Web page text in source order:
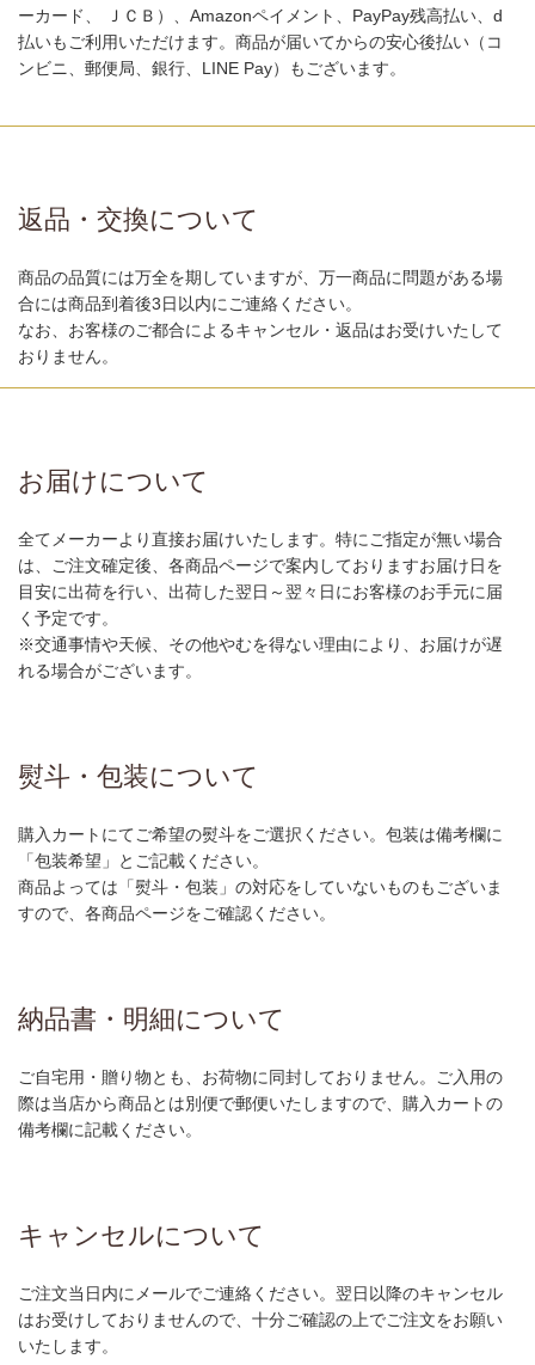
ーカード、 ＪＣＢ）、Amazonペイメント、PayPay残高払い、d
払いもご利用いただけます。商品が届いてからの安心後払い（コ
ンビニ、郵便局、銀行、LINE Pay）もございます。
返品・交換について
商品の品質には万全を期していますが、万一商品に問題がある場
合には商品到着後3日以内にご連絡ください。
なお、お客様のご都合によるキャンセル・返品はお受けいたして
おりません。
お届けについて
全てメーカーより直接お届けいたします。特にご指定が無い場合
は、ご注文確定後、各商品ページで案内しておりますお届け日を
目安に出荷を行い、出荷した翌日～翌々日にお客様のお手元に届
く予定です。
※交通事情や天候、その他やむを得ない理由により、お届けが遅
れる場合がございます。
熨斗・包装について
購入カートにてご希望の熨斗をご選択ください。包装は備考欄に
「包装希望」とご記載ください。
商品よっては「熨斗・包装」の対応をしていないものもございま
すので、各商品ページをご確認ください。
納品書・明細について
ご自宅用・贈り物とも、お荷物に同封しておりません。ご入用の
際は当店から商品とは別便で郵便いたしますので、購入カートの
備考欄に記載ください。
キャンセルについて
ご注文当日内にメールでご連絡ください。翌日以降のキャンセル
はお受けしておりませんので、十分ご確認の上でご注文をお願い
いたします。